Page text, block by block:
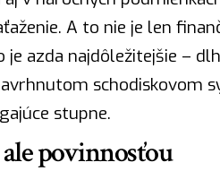
A to nie je len
je azda najdôležitejšie –
schodiskovom
stupne.
povinnosťou